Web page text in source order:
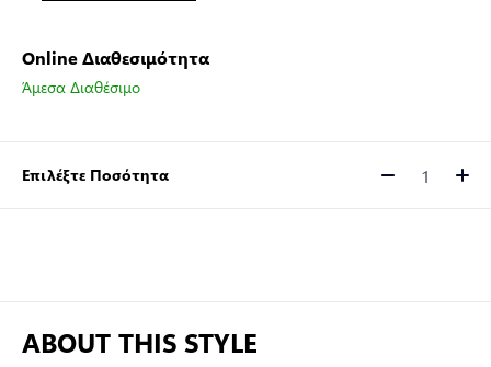
Online Διαθεσιμότητα
Άμεσα Διαθέσιμο
Επιλέξτε Ποσότητα Ποσότητα
ABOUT THIS STYLE